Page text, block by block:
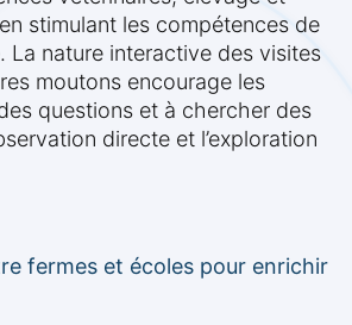
stimulant les compétences de
La nature interactive des visites
moutons encourage les
questions et à chercher des
directe et l’exploration
fermes et écoles pour enrichir